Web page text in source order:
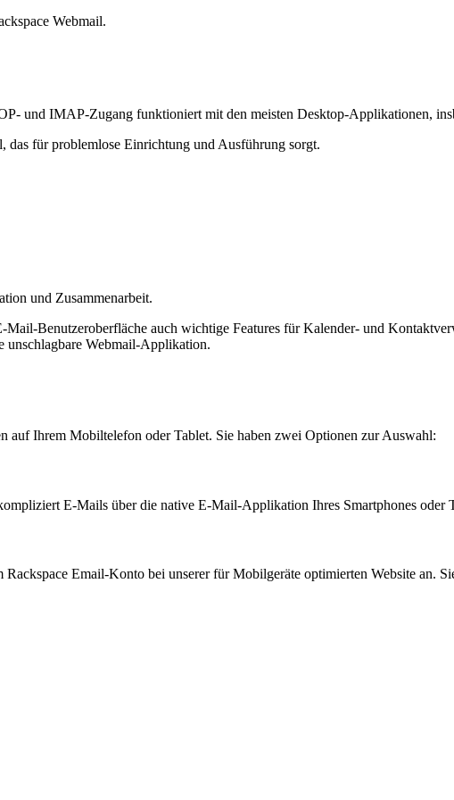
Webmail.
und IMAP-Zugang funktioniert mit den meisten Desktop-Applikationen,
für problemlose Einrichtung und Ausführung sorgt.
und Zusammenarbeit.
Benutzeroberfläche auch wichtige Features für Kalender- und
unschlagbare Webmail-Applikation.
Ihrem Mobiltelefon oder Tablet. Sie haben zwei Optionen zur Auswahl:
E-Mails über die native E-Mail-Applikation Ihres Smartphones oder
Email-Konto bei unserer für Mobilgeräte optimierten Website an.